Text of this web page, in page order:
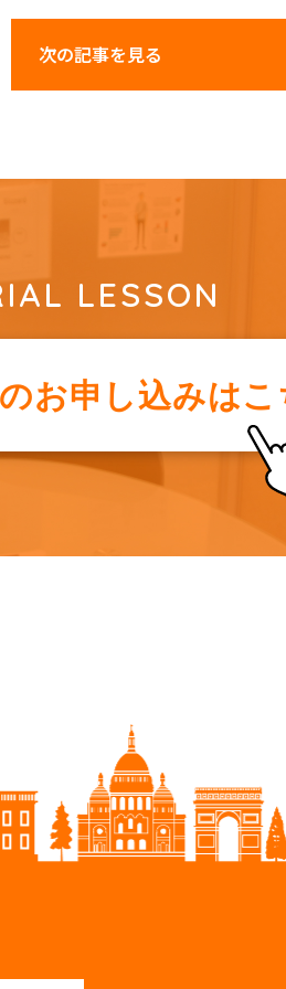
次の記事を見る
LESSON
お申し込みは